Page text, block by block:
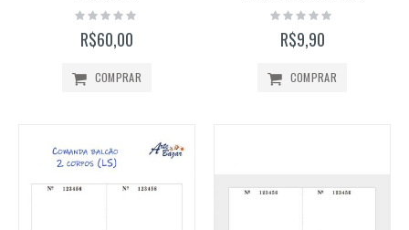
Rating:
R$60,00
COMPRAR
Rating:
R$9,90
COMPRAR